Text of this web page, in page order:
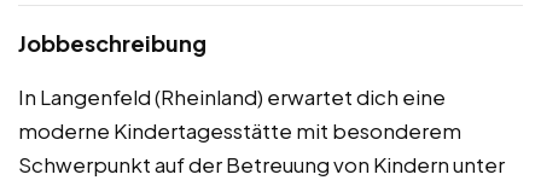
Jobbeschreibung
In Langenfeld (Rheinland) erwartet dich eine
moderne Kindertagesstätte mit besonderem
Schwerpunkt auf der Betreuung von Kindern unter